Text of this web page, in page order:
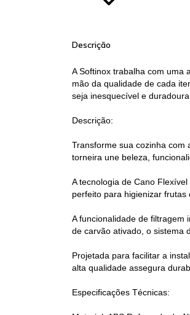
Descrição
A Softinox trabalha com uma
mão da qualidade de cada
seja inesquecível e duradoura.
Descrição:
Transforme sua cozinha com
torneira une beleza,
A tecnologia de Cano
perfeito para higienizar frutas
A funcionalidade de filtragem
de carvão ativado, o sistema
Projetada para facilitar a
alta qualidade assegura
Especificações Técnicas: